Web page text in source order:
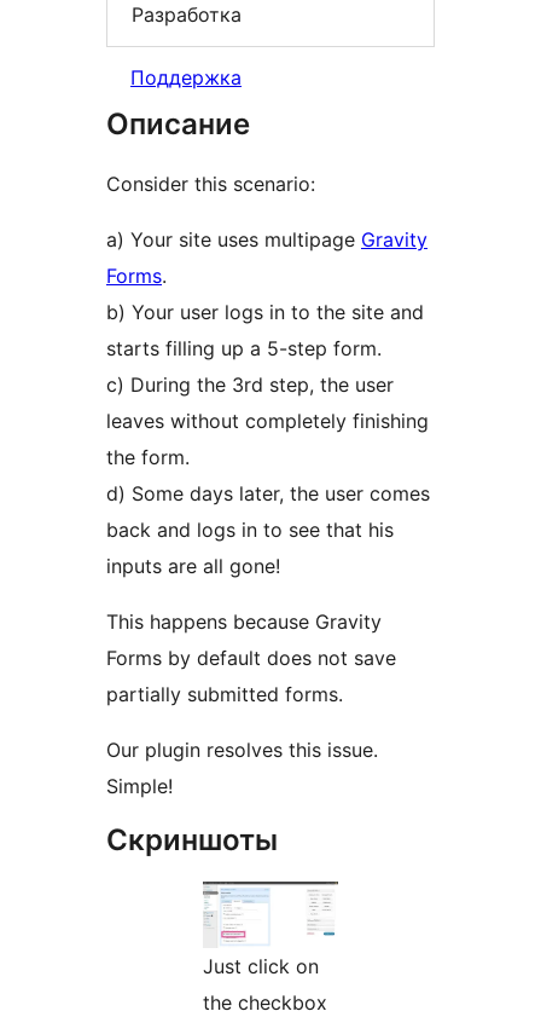
Разработка
Поддержка
Описание
Consider this scenario:
a) Your site uses multipage Gravity
Forms.
b) Your user logs in to the site and
starts filling up a 5-step form.
c) During the 3rd step, the user
leaves without completely finishing
the form.
d) Some days later, the user comes
back and logs in to see that his
inputs are all gone!
This happens because Gravity
Forms by default does not save
partially submitted forms.
Our plugin resolves this issue.
Simple!
Скриншоты
Just click on
the checkbox